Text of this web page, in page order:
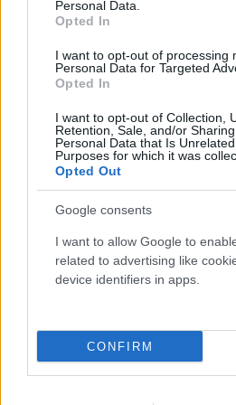
Personal Data.
Opted In
I want to opt-out of processing
Personal Data for Targeted
Opted In
I want to opt-out of Collection,
Retention, Sale, and/or
Personal Data that Is
Purposes for which it was
Opted Out
Google consents
I want to allow Google to
related to advertising like
device identifiers in apps.
CONFIRM